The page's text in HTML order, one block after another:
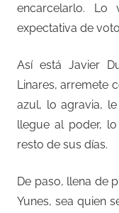
encarcelarlo.
expectativa de
Así está Javier
Linares, arremete
azul, lo agravia,
llegue al poder,
resto de sus días.
De paso, llena de
Yunes, sea quien